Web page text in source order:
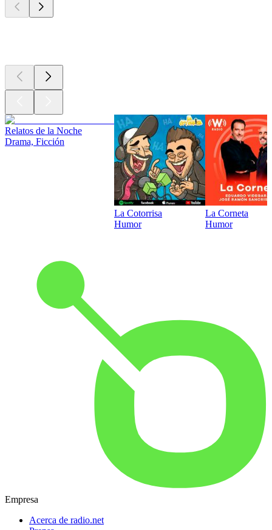
Relatos de la Noche
Drama, Ficción
La Cotorrisa
Humor
La Corneta
Humor
Empresa
Acerca de radio.net